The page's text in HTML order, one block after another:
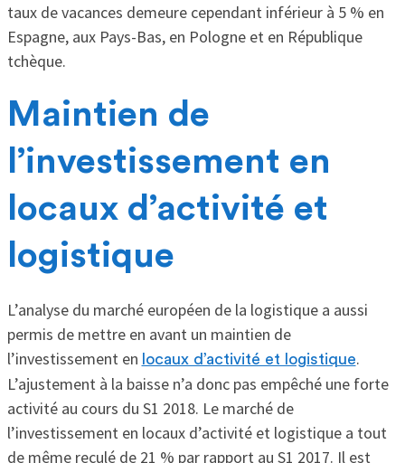
taux de vacances demeure cependant inférieur à 5 % en
Espagne, aux Pays-Bas, en Pologne et en République
tchèque.
Maintien de
l’investissement en
locaux d’activité et
logistique
L’analyse du marché européen de la logistique a aussi
permis de mettre en avant un maintien de
l’investissement en locaux d’activité et logistique.
L’ajustement à la baisse n’a donc pas empêché une forte
activité au cours du S1 2018. Le marché de
l’investissement en locaux d’activité et logistique a tout
de même reculé de 21 % par rapport au S1 2017. Il est